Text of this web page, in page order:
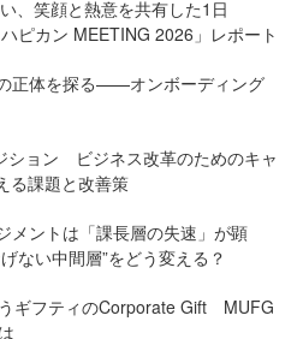
、笑顔と熱意を共有した1日
カン MEETING 2026」レポート
正体を探る——オンボーディング
ション ビジネス改革のためのキャ
る課題と改善策
メントは「課長層の失速」が顕
ない中間層”をどう変える？
ギフティのCorporate Gift MUFG